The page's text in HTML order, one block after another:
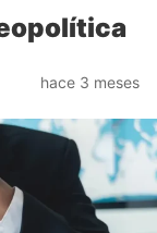
hace 3 meses